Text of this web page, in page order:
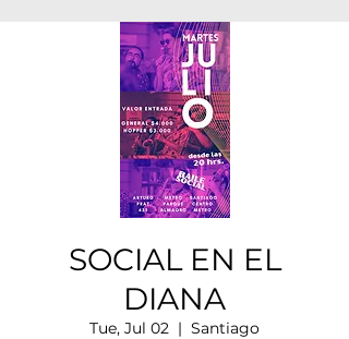
SOCIAL EN EL
DIANA
Tue, Jul 02
  |
Santiago